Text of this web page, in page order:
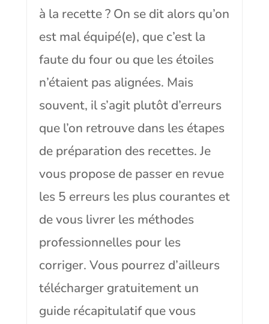
à la recette ? On se dit alors qu’on
est mal équipé(e), que c’est la
faute du four ou que les étoiles
n’étaient pas alignées. Mais
souvent, il s’agit plutôt d’erreurs
que l’on retrouve dans les étapes
de préparation des recettes. Je
vous propose de passer en revue
les 5 erreurs les plus courantes et
de vous livrer les méthodes
professionnelles pour les
corriger. Vous pourrez d’ailleurs
télécharger gratuitement un
guide récapitulatif que vous